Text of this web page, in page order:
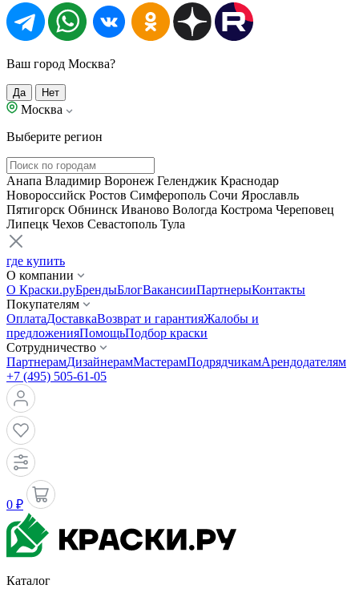
Ваш город Москва?
Да Нет
Москва
Выберите регион
Анапа Владимир Воронеж Геленджик Краснодар
Новороссийск Ростов Симферополь Сочи Ярославль
Пятигорск Обнинск Иваново Вологда Кострома Череповец
Липецк Чехов Севастополь Тула
где купить
О компании
О Краски.руБрендыБлогВакансииПартнерыКонтакты
Покупателям
ОплатаДоставкаВозврат и гарантияЖалобы и
предложенияПомощьПодбор краски
Сотрудничество
ПартнерамДизайнерамМастерамПодрядчикамАрендодателям
+7 (495) 505-61-05
0 ₽
Каталог